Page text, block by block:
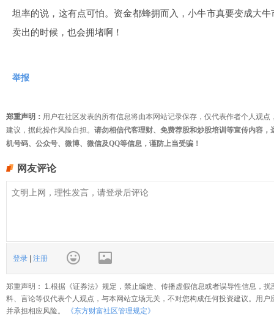
坦率的说，这有点可怕。资金都蜂拥而入，小牛市真要变成大
卖出的时候，也会拥堵啊！
举报
郑重声明： 用户在社区发表的所有信息将由本网站记录保存，仅代表作者个人观
建议，据此操作风险自担。 请勿相信代客理财、免费荐股和炒股培训等宣传内容
机号码、公众号、微博、微信及QQ等信息，谨防上当受骗！
网友评论
登录 注册
郑重声明： 1.根据《证券法》规定，禁止编造、传播虚假信息或者误导性信息，
料、言论等仅代表个人观点，与本网站立场无关，不对您构成任何投资建议。用
并承担相应风险。
《东方财富社区管理规定》